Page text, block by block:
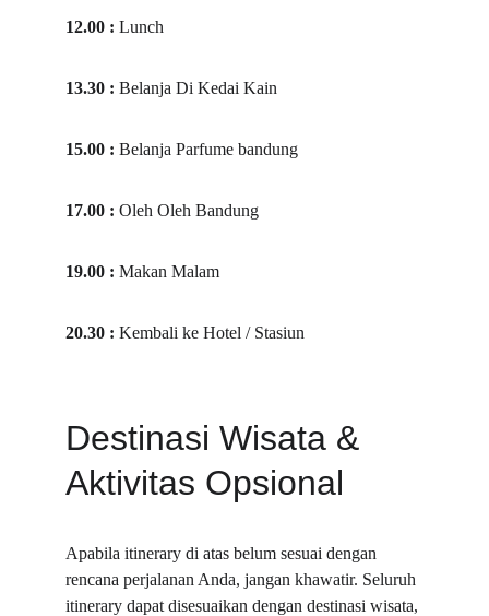
12.00 : Lunch
13.30 : Belanja Di Kedai Kain
15.00 : Belanja Parfume bandung
17.00 : Oleh Oleh Bandung
19.00 : Makan Malam
20.30 : Kembali ke Hotel / Stasiun
Destinasi Wisata &
Aktivitas Opsional
Apabila itinerary di atas belum sesuai dengan
rencana perjalanan Anda, jangan khawatir. Seluruh
itinerary dapat disesuaikan dengan destinasi wisata,